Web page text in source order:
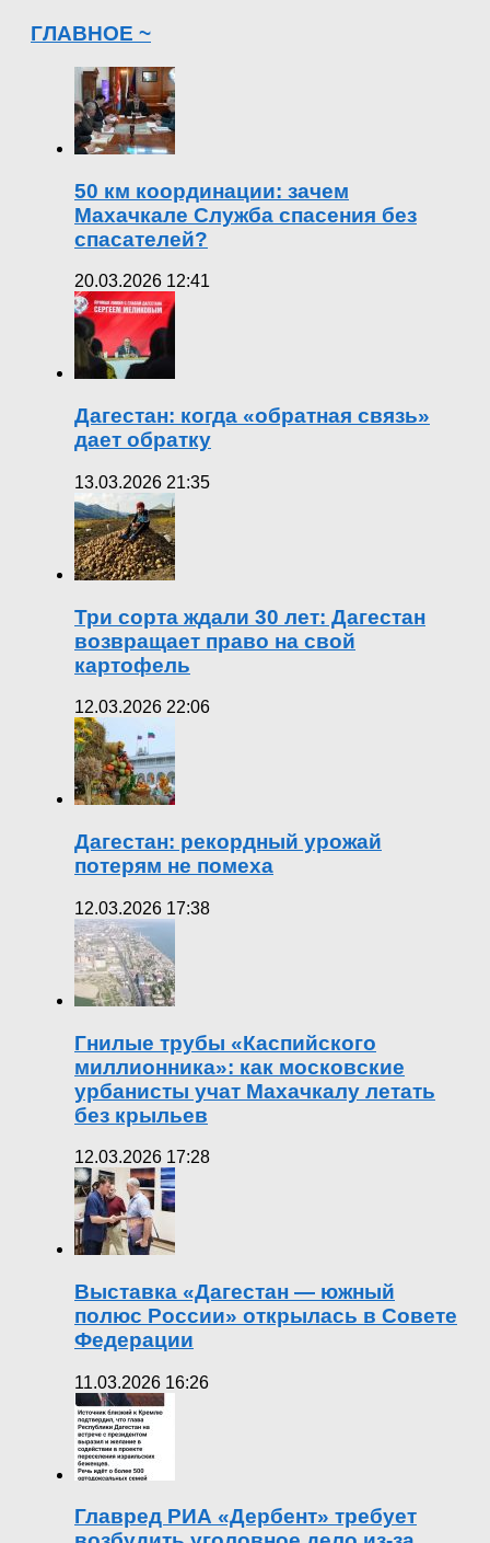
ГЛАВНОЕ ~
50 км координации: зачем
Махачкале Служба спасения без
спасателей?
20.03.2026 12:41
Дагестан: когда «обратная связь»
дает обратку
13.03.2026 21:35
Три сорта ждали 30 лет: Дагестан
возвращает право на свой
картофель
12.03.2026 22:06
Дагестан: рекордный урожай
потерям не помеха
12.03.2026 17:38
Гнилые трубы «Каспийского
миллионника»: как московские
урбанисты учат Махачкалу летать
без крыльев
12.03.2026 17:28
Выставка «Дагестан — южный
полюс России» открылась в Совете
Федерации
11.03.2026 16:26
Главред РИА «Дербент» требует